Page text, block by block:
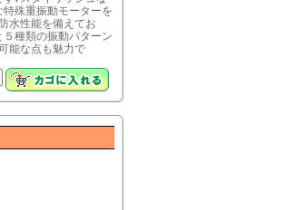
殊重振動モーターを
水性能を備えてお
種類の振動パターン
能な点も魅力で